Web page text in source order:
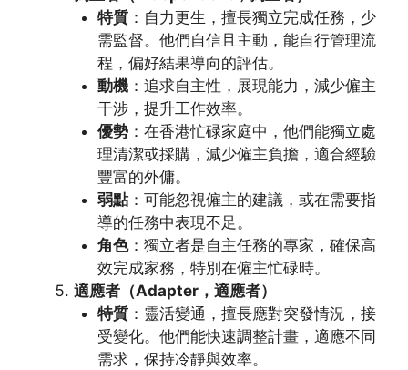
特質：自力更生，擅長獨立完成任務，少
需監督。他們自信且主動，能自行管理流
程，偏好結果導向的評估。
動機：追求自主性，展現能力，減少僱主
干涉，提升工作效率。
優勢：在香港忙碌家庭中，他們能獨立處
理清潔或採購，減少僱主負擔，適合經驗
豐富的外傭。
弱點：可能忽視僱主的建議，或在需要指
導的任務中表現不足。
角色：獨立者是自主任務的專家，確保高
效完成家務，特別在僱主忙碌時。
適應者（Adapter，適應者）
特質：靈活變通，擅長應對突發情況，接
受變化。他們能快速調整計畫，適應不同
需求，保持冷靜與效率。